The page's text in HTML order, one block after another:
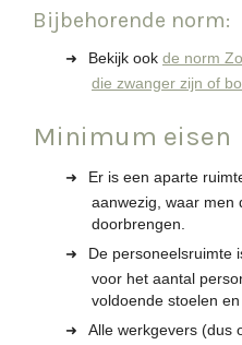
Bijbehorende norm:
Bekijk ook de norm
die zwanger zijn of
Minimum eisen
Er is een aparte
aanwezig, waar men
doorbrengen.
De personeelsruimte
voor het aantal
voldoende stoelen en
Alle werkgevers (dus